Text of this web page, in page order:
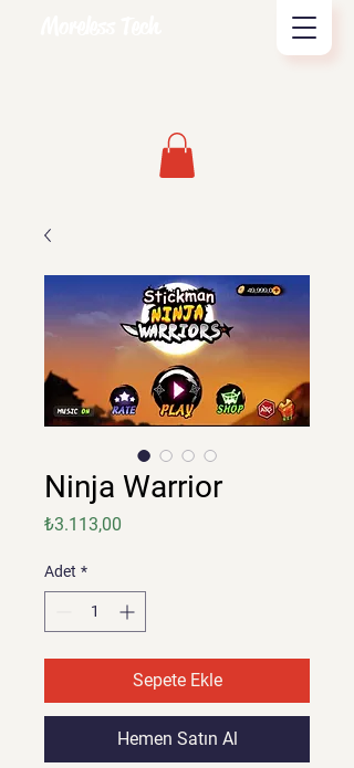
Ninja Warrior
₺3.113,00
Adet *
Sepete Ekle
Hemen Satın Al